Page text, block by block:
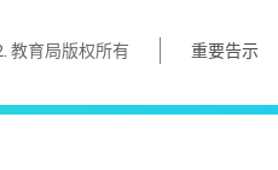
教育局版权所有
重要告示